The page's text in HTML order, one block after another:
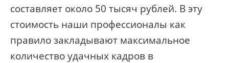
составляет около 50 тысяч рублей. В эту
стоимость наши профессионалы как
правило закладывают максимальное
количество удачных кадров в